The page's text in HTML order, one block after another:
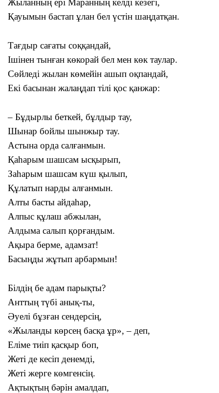
Жыланның ері Маранның келді кезегі,
Қауымын бастап ұлан бел үстін шаңдатқан.
Тағдыр сағаты соққандай,
Ішінен тынған көкорай бел мен көк таулар.
Сөйледі жылан көмейін ашып оқпандай,
Екі басынан жалаңдап тілі қос қанжар:
– Бұдырлы беткей, бұлдыр тау,
Шынар бойлы шынжыр тау.
Астына орда салғанмын.
Қаһарым шашсам ысқырып,
Заһарым шашсам күш қылып,
Құлатып нарды алғанмын.
Алты басты айдаһар,
Алпыс құлаш абжылан,
Алдыма салып қорғандым.
Ақыра берме, адамзат!
Басыңды жұтып арбармын!
Білдің бе адам парықты?
Анттың түбі анық-ты,
Әуелі бұзған сендерсің,
«Жыланды көрсең басқа ұр», – деп,
Еліме тиіп қасқыр боп,
Жеті де кесіп денемді,
Жеті жерге көмгенсің.
Ақтықтың бәрін амалдап,